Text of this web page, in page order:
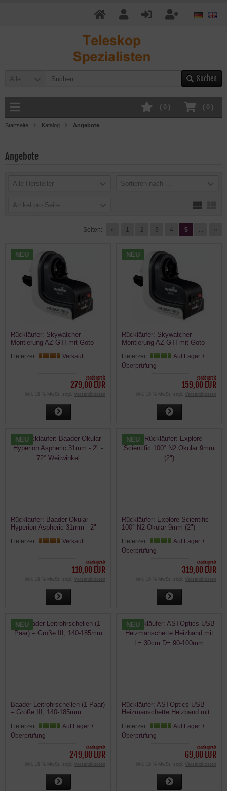
Alle Suchen
( 0 )
( 0 )
Startseite Katalog Angebote
Angebote
Alle Hersteller Sortieren nach ...
Artikel pro Seite
Seiten: « 1 2 3 4 5 ... »
NEU
Rückläufer: Skywatcher
Montierung AZ GTI mit Goto
patentierte Dual-Encoder
Lieferzeit: Verkauft
Sonderpreis
279,00 EUR
inkl. 19 % MwSt. zzgl. Versandkosten
NEU
Rückläufer: Skywatcher
Montierung AZ GTI mit Goto
patentierte Dual-Encoder
Lieferzeit:
Auf Lager +
Überprüfung
Sonderpreis
159,00 EUR
inkl. 19 % MwSt. zzgl. Versandkosten
NEU
Rücklaufer: Baader Okular
Hyperion Aspheric 31mm - 2" -
Lieferzeit: Verkauft
Sonderpreis
110,00 EUR
inkl. 19 % MwSt. zzgl. Versandkosten
NEU
Rückläufer: Explore Scientific
100° N2 Okular 9mm (2")
Lieferzeit:
Auf Lager +
Überprüfung
Sonderpreis
319,00 EUR
inkl. 19 % MwSt. zzgl. Versandkosten
NEU
Baader Leitrohrschellen (1 Paar)
– Größe III, 140-185mm
Lieferzeit:
Auf Lager +
Überprüfung
Sonderpreis
249,00 EUR
inkl. 19 % MwSt. zzgl. Versandkosten
NEU
Rückläufer: ASTOptics USB
Heizmanschette Heizband mit
Lieferzeit:
Auf Lager +
Überprüfung
Sonderpreis
69,00 EUR
inkl. 19 % MwSt. zzgl. Versandkosten